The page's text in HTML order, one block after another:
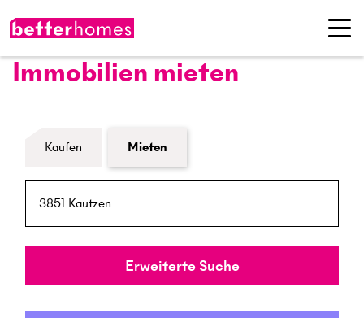
Immobilien mieten
Formular Immobiliensuche
Kaufen Mieten
Umkreis
Erweiterte Suche